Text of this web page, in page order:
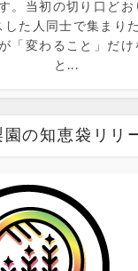
。当初の切り口どお
た人同士で集まり
「変わること」だけ
と...
園の知恵袋リリ